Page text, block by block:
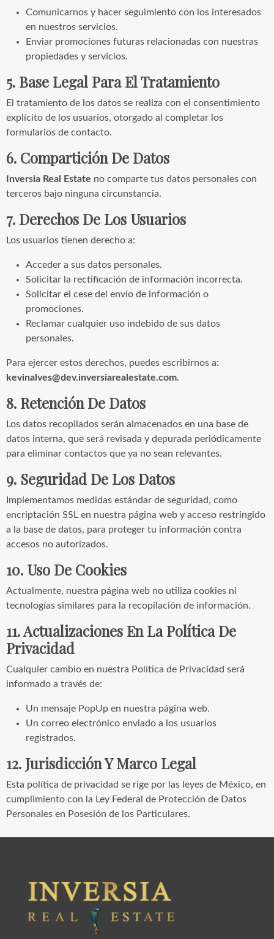
Comunicarnos y hacer seguimiento con los interesados
en nuestros servicios.
Enviar promociones futuras relacionadas con nuestras
propiedades y servicios.
5. Base Legal Para El Tratamiento
El tratamiento de los datos se realiza con el consentimiento
explícito de los usuarios, otorgado al completar los
formularios de contacto.
6. Compartición De Datos
Inversia Real Estate no comparte tus datos personales con
terceros bajo ninguna circunstancia.
7. Derechos De Los Usuarios
Los usuarios tienen derecho a:
Acceder a sus datos personales.
Solicitar la rectificación de información incorrecta.
Solicitar el cese del envío de información o
promociones.
Reclamar cualquier uso indebido de sus datos
personales.
Para ejercer estos derechos, puedes escribirnos a:
kevinalves@dev.inversiarealestate.com.
8. Retención De Datos
Los datos recopilados serán almacenados en una base de
datos interna, que será revisada y depurada periódicamente
para eliminar contactos que ya no sean relevantes.
9. Seguridad De Los Datos
Implementamos medidas estándar de seguridad, como
encriptación SSL en nuestra página web y acceso restringido
a la base de datos, para proteger tu información contra
accesos no autorizados.
10. Uso De Cookies
Actualmente, nuestra página web no utiliza cookies ni
tecnologías similares para la recopilación de información.
11. Actualizaciones En La Política De
Privacidad
Cualquier cambio en nuestra Política de Privacidad será
informado a través de:
Un mensaje PopUp en nuestra página web.
Un correo electrónico enviado a los usuarios
registrados.
12. Jurisdicción Y Marco Legal
Esta política de privacidad se rige por las leyes de México, en
cumplimiento con la Ley Federal de Protección de Datos
Personales en Posesión de los Particulares.